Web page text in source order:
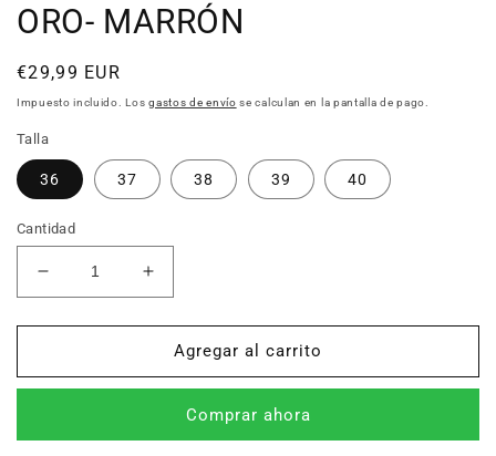
ORO- MARRÓN
Precio
habitual
€29,99 EUR
Impuesto incluido. Losgastos de envío se calculan en la pantalla de pago.
Talla
36 37 38 39 40
Cantidad
Reducir
cantidad
para
Garrido
ORO-
Aumentar
cantidad
para
Deportivo
Garrido
9005
ORO-
Agregar al carrito
Comprar ahora